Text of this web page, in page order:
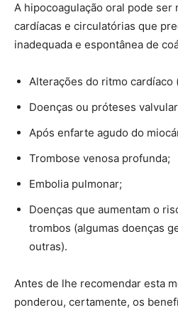
A hipocoagulação oral pode ser
cardíacas e circulatórias que
inadequada e espontânea de
Alterações do ritmo cardíaco
Doenças ou próteses
Após enfarte agudo do
Trombose venosa profunda;
Embolia pulmonar;
Doenças que aumentam o
trombos (algumas doenças
outras).
Antes de lhe recomendar esta
ponderou, certamente, os